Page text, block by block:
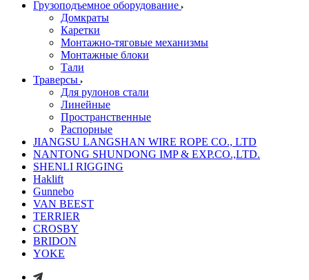
Грузоподъемное оборудование
Домкраты
Каретки
Монтажно-тяговые механизмы
Монтажные блоки
Тали
Траверсы
Для рулонов стали
Линейные
Пространственные
Распорные
JIANGSU LANGSHAN WIRE ROPE CO., LTD
NANTONG SHUNDONG IMP & EXP.CO.,LTD.
SHENLI RIGGING
Haklift
Gunnebo
VAN BEEST
TERRIER
CROSBY
BRIDON
YOKE